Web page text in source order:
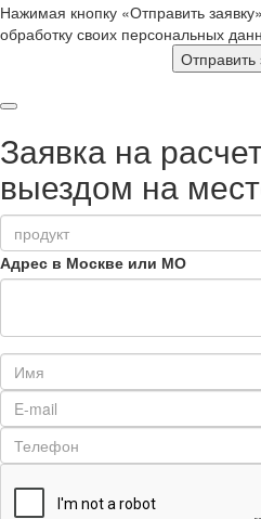
Нажимая кнопку «Отправить
обработку своих персональных
Отправить
Заявка на
выездом на
Адрес в Москве или МО